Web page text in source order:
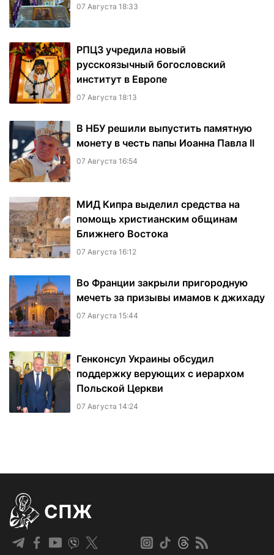
07 Августа 18:33
РПЦЗ учредила новый
русскоязычный богословский
институт в Европе
07 Августа 18:13
В НБУ решили выпустить памятную
монету в честь папы Иоанна Павла II
07 Августа 16:54
МИД Кипра выделил средства на
помощь христианским общинам
Ближнего Востока
07 Августа 16:12
Во Франции закрыли пригородную
мечеть за призывы имамов к джихаду
07 Августа 15:44
Генконсул Украины обсудил
поддержку верующих с иерархом
Польской Церкви
07 Августа 14:24
СПЖ